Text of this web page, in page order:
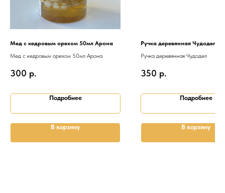
Мед с кедровым орехом 50мл Арона
Мед с кедровым орехом 50мл Арона
300 р.
Подробнее
В корзину
Ручка деревянная Чудодел
Ручка деревянная Чудодел
350 р.
Подробнее
В корзину